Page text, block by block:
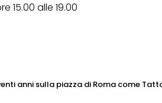
15.00 alle 19.00
anni sulla piazza di Roma come